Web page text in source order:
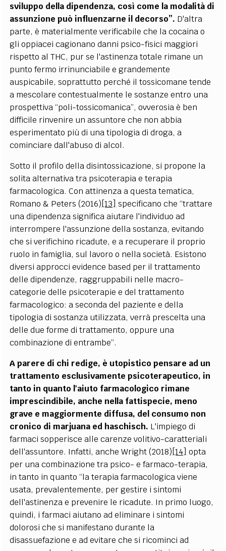
sviluppo della dipendenza, così come la modalità di
assunzione può influenzarne il decorso”. D'altra
parte, è materialmente verificabile che la cocaina o
gli oppiacei cagionano danni psico-fisici maggiori
rispetto al THC, pur se l'astinenza totale rimane un
punto fermo irrinunciabile e grandemente
auspicabile, soprattutto perché il tossicomane tende
a mescolare contestualmente le sostanze entro una
prospettiva “poli-tossicomanica”, ovverosia è ben
difficile rinvenire un assuntore che non abbia
esperimentato più di una tipologia di droga, a
cominciare dall'abuso di alcol.
Sotto il profilo della disintossicazione, si propone la
solita alternativa tra psicoterapia e terapia
farmacologica. Con attinenza a questa tematica,
Romano & Peters (2016)[13] specificano che “trattare
una dipendenza significa aiutare l'individuo ad
interrompere l'assunzione della sostanza, evitando
che si verifichino ricadute, e a recuperare il proprio
ruolo in famiglia, sul lavoro o nella società. Esistono
diversi approcci evidence based per il trattamento
delle dipendenze, raggruppabili nelle macro-
categorie delle psicoterapie e del trattamento
farmacologico: a seconda del paziente e della
tipologia di sostanza utilizzata, verrà prescelta una
delle due forme di trattamento, oppure una
combinazione di entrambe”.
A parere di chi redige, è utopistico pensare ad un
trattamento esclusivamente psicoterapeutico, in
tanto in quanto l'aiuto farmacologico rimane
imprescindibile, anche nella fattispecie, meno
grave e maggiormente diffusa, del consumo non
cronico di marjuana ed haschisch. L'impiego di
farmaci sopperisce alle carenze volitivo-caratteriali
dell'assuntore. Infatti, anche Wright (2018)[14] opta
per una combinazione tra psico- e farmaco-terapia,
in tanto in quanto “la terapia farmacologica viene
usata, prevalentemente, per gestire i sintomi
dell'astinenza e prevenire le ricadute. In primo luogo,
quindi, i farmaci aiutano ad eliminare i sintomi
dolorosi che si manifestano durante la
disassuefazione e ad evitare che si ricominci ad